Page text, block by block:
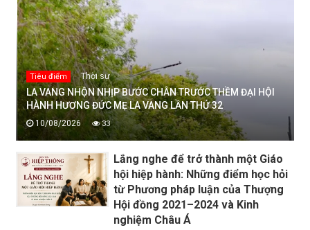
Tiêu điểm Thời sự
LA VANG NHỘN NHỊP BƯỚC CHÂN TRƯỚC THỀM ĐẠI HỘI
HÀNH HƯƠNG ĐỨC MẸ LA VANG LẦN THỨ 32
10/08/2026 33
Lắng nghe để trở thành một Giáo
hội hiệp hành: Những điểm học hỏi
từ Phương pháp luận của Thượng
Hội đồng 2021–2024 và Kinh
nghiệm Châu Á